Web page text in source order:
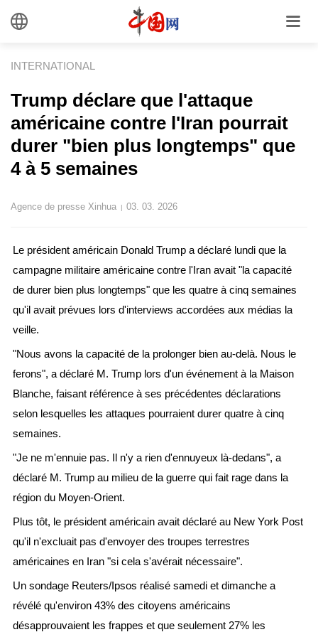
INTERNATIONAL
Trump déclare que l'attaque
américaine contre l'Iran pourrait
durer "bien plus longtemps" que
4 à 5 semaines
Agence de presse Xinhua | 03. 03. 2026
Le président américain Donald Trump a déclaré lundi que la
campagne militaire américaine contre l'Iran avait "la capacité
de durer bien plus longtemps" que les quatre à cinq semaines
qu'il avait prévues lors d'interviews accordées aux médias la
veille.
"Nous avons la capacité de la prolonger bien au-delà. Nous le
ferons", a déclaré M. Trump lors d'un événement à la Maison
Blanche, faisant référence à ses précédentes déclarations
selon lesquelles les attaques pourraient durer quatre à cinq
semaines.
"Je ne m'ennuie pas. Il n'y a rien d'ennuyeux là-dedans", a
déclaré M. Trump au milieu de la guerre qui fait rage dans la
région du Moyen-Orient.
Plus tôt, le président américain avait déclaré au New York Post
qu'il n'excluait pas d'envoyer des troupes terrestres
américaines en Iran "si cela s'avérait nécessaire".
Un sondage Reuters/Ipsos réalisé samedi et dimanche a
révélé qu'environ 43% des citoyens américains
désapprouvaient les frappes et que seulement 27% les